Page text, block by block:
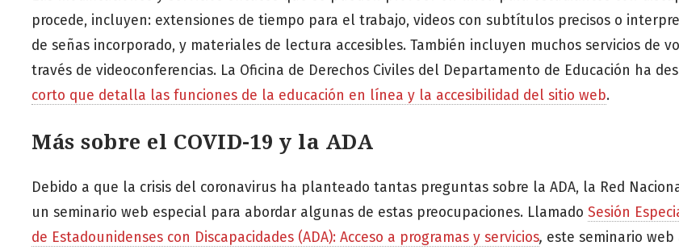
procede, incluyen: extensiones de tiempo para el trabajo, videos con subtítulos precisos o
de señas incorporado, y materiales de lectura accesibles. También incluyen muchos servicios de
través de videoconferencias. La Oficina de Derechos Civiles del Departamento de Educación ha
corto que detalla las funciones de la educación en línea y la accesibilidad del sitio web.
Más sobre el COVID-19 y la ADA
Debido a que la crisis del coronavirus ha planteado tantas preguntas sobre la ADA, la Red
un seminario web especial para abordar algunas de estas preocupaciones. Llamado Sesión
de Estadounidenses con Discapacidades (ADA): Acceso a programas y servicios, este seminario